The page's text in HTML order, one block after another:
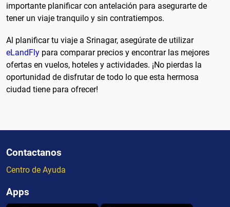
importante planificar con antelación para asegurarte de
tener un viaje tranquilo y sin contratiempos.
Al planificar tu viaje a Srinagar, asegúrate de utilizar
eLandFly para comparar precios y encontrar las mejores
ofertas en vuelos, hoteles y actividades. ¡No pierdas la
oportunidad de disfrutar de todo lo que esta hermosa
ciudad tiene para ofrecer!
Contactanos
Centro de Ayuda
Apps